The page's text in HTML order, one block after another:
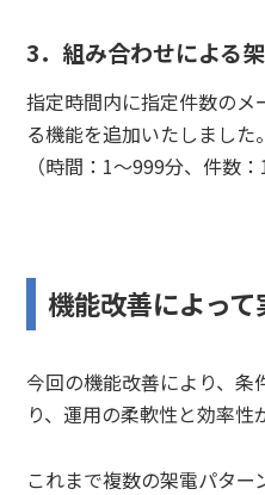
3．組み合わせによる
指定時間内に指定件数の
る機能を追加いたしました。
（時間：1〜999分、件数：
機能改善によっ
今回の機能改善により、条
り、運用の柔軟性と効率性
これまで複数の架電パタ